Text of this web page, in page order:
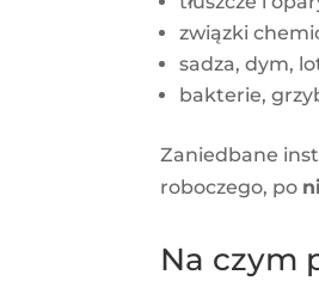
związki
sadza, dym,
bakterie,
Zaniedbane
roboczego, po
Na czym